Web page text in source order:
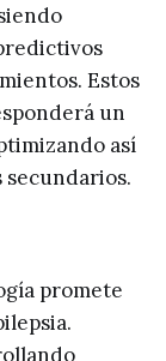
Estos
un
así
promete